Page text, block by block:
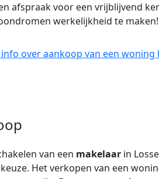
afspraak voor een vrijblijvend
werkelijkheid te maken!
over aankoop van een woning
van een makelaar in
Het verkopen van een